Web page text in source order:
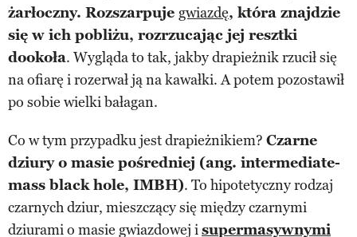
żarłoczny. Rozszarpuje gwiazdę, która znajdzie
się w ich pobliżu, rozrzucając jej resztki
dookoła. Wygląda to tak, jakby drapieżnik rzucił się
na ofiarę i rozerwał ją na kawałki. A potem pozostawił
po sobie wielki bałagan.
Co w tym przypadku jest drapieżnikiem? Czarne
dziury o masie pośredniej (ang. intermediate-
mass black hole, IMBH). To hipotetyczny rodzaj
czarnych dziur, mieszczący się między czarnymi
dziurami o masie gwiazdowej isupermasywnymi